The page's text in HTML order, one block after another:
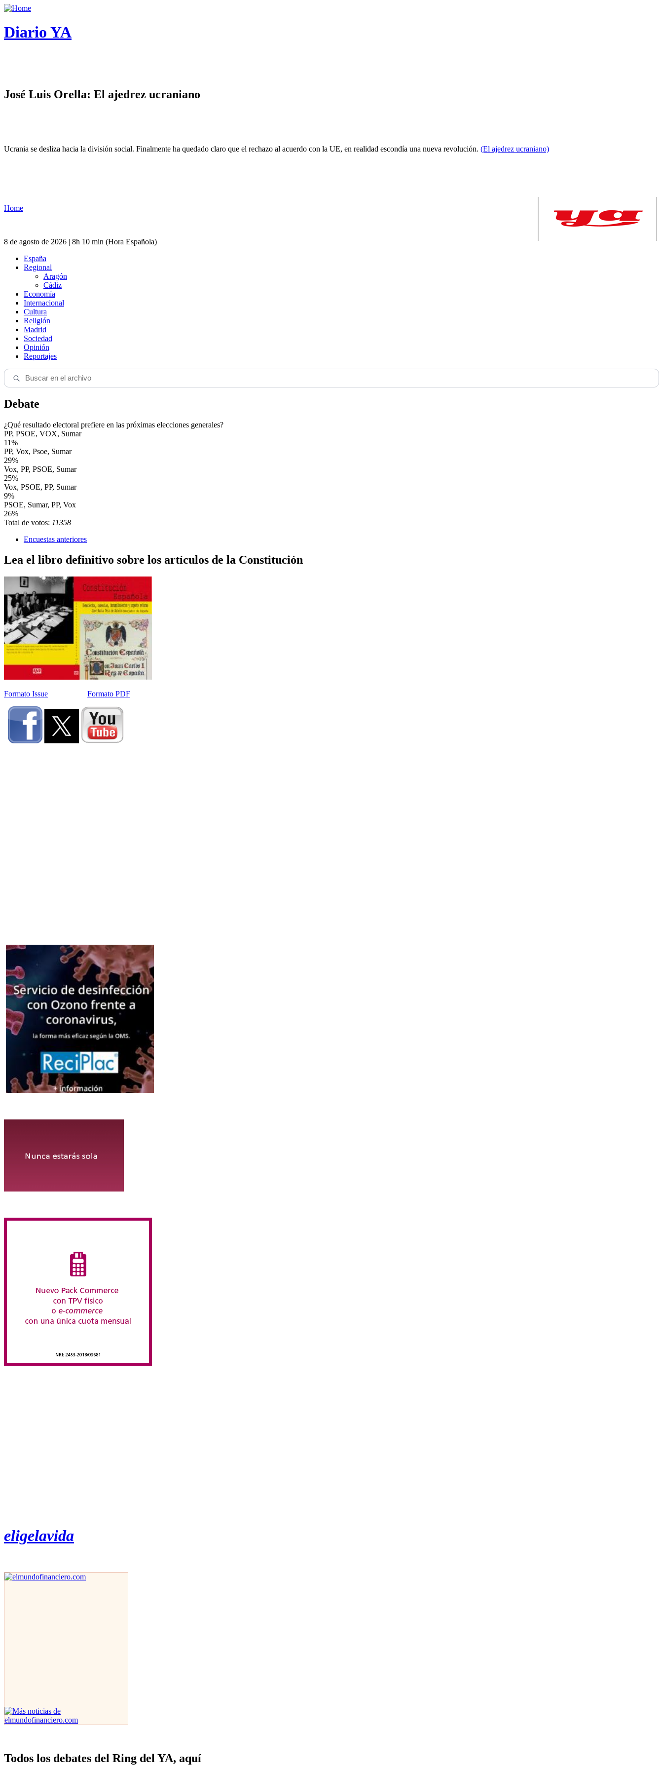
Diario YA
José Luis Orella: El ajedrez ucraniano
Ucrania se desliza hacia la división social. Finalmente ha quedado claro que el rechazo al acuerdo con la UE, en realidad escondía una nueva revolución. (El ajedrez ucraniano)
Home
8 de agosto de 2026 | 8h 10 min (Hora Española)
España
Regional
Aragón
Cádiz
Economía
Internacional
Cultura
Religión
Madrid
Sociedad
Opinión
Reportajes
Debate
¿Qué resultado electoral prefiere en las próximas elecciones generales?
PP, PSOE, VOX, Sumar
11%
PP, Vox, Psoe, Sumar
29%
Vox, PP, PSOE, Sumar
25%
Vox, PSOE, PP, Sumar
9%
PSOE, Sumar, PP, Vox
26%
Total de votos: 11358
Encuestas anteriores
Lea el libro definitivo sobre los artículos de la Constitución
Formato Issue Formato PDF
eligelavida
Todos los debates del Ring del YA, aquí